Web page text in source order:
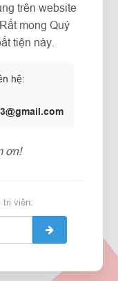
trên website
mong Quý
tiện này.
hệ:
ơn!
trị viên: